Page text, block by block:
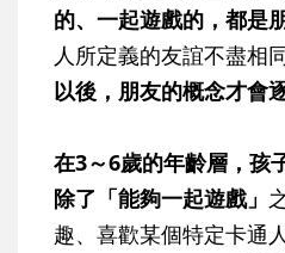
的、一起遊戲的，都是
人所定義的友誼不盡相同
以後，朋友的概念才會
在3～6歲的年齡層，孩
除了「能夠一起遊戲」
趣、喜歡某個特定卡通